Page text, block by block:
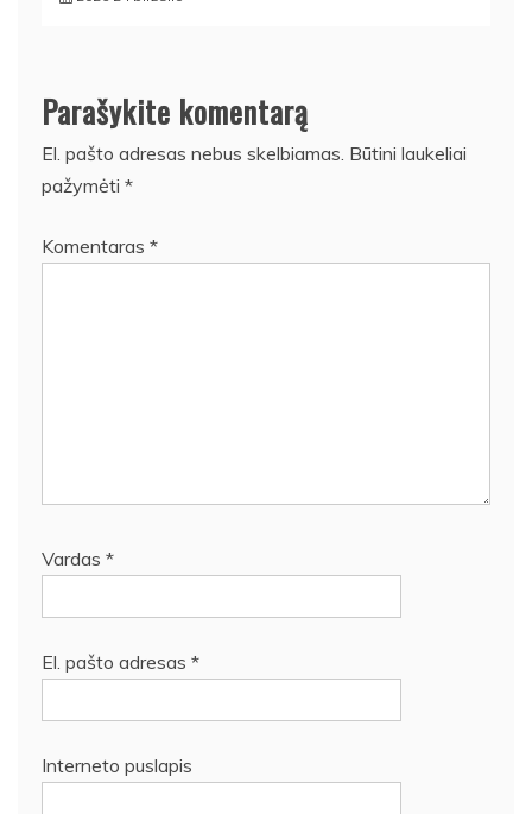
Parašykite komentarą
El. pašto adresas nebus skelbiamas. Būtini laukeliai
pažymėti *
Komentaras *
Vardas *
El. pašto adresas *
Interneto puslapis